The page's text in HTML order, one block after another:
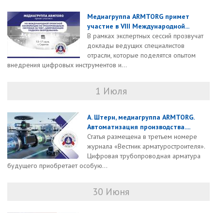
Медиагруппа ARMTORG примет
участие в VIII Международной...
В рамках экспертных сессий прозвучат
доклады ведущих специалистов
отрасли, которые поделятся опытом
внедрения цифровых инструментов и...
1 Июля
А. Штерн, медиагруппа ARMTORG.
Автоматизация производства....
Статья размещена в третьем номере
журнала «Вестник арматуростроителя».
Цифровая трубопроводная арматура
будущего приобретает особую...
30 Июня